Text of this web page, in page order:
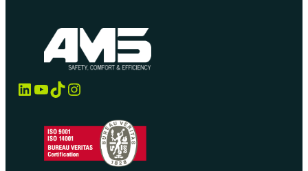
LinkedIn YouTube TikTok Instagram